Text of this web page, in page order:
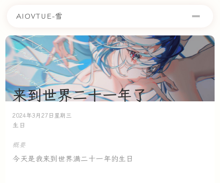
AIOVTUE-雪
来到世界二十一年了
2024年3月27日星期三
生日
概要
今天是我来到世界满二十一年的生日